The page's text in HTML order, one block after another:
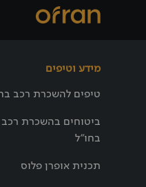
מידע וטיפים
טיפים להשכרת רכב
ביטוחים בהשכרת רכב
בחו"ל
תכנית אופרן פלוס